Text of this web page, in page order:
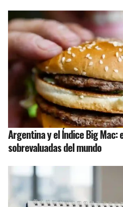
Argentina y el Índice Big Mac:
sobrevaluadas del mundo